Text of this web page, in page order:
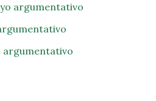
argumentativo
argumentativo